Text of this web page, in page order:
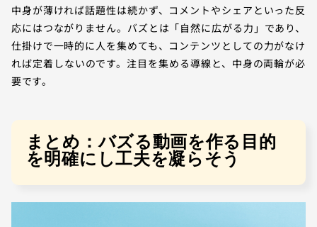
中身が薄ければ話題性は続かず、コメントやシェアといった反
応にはつながりません。バズとは「自然に広がる力」であり、
仕掛けで一時的に人を集めても、コンテンツとしての力がなけ
れば定着しないのです。注目を集める導線と、中身の両輪が必
要です。
まとめ：バズる動画を作る目的
を明確にし工夫を凝らそう